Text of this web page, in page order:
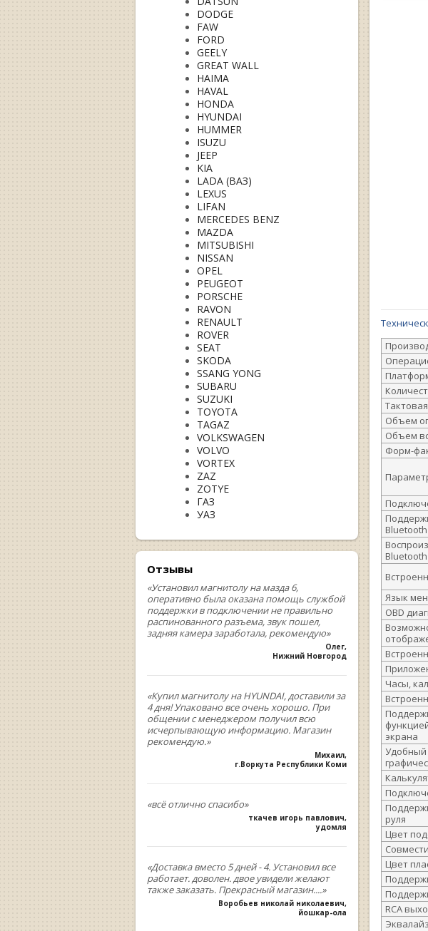
DODGE
FAW
FORD
GEELY
GREAT WALL
HAIMA
HAVAL
HONDA
HYUNDAI
HUMMER
ISUZU
JEEP
KIA
LADA (ВАЗ)
LEXUS
LIFAN
MERCEDES BENZ
MAZDA
MITSUBISHI
NISSAN
OPEL
PEUGEOT
PORSCHE
RAVON
RENAULT
ROVER
SEAT
SKODA
SSANG YONG
SUBARU
SUZUKI
TOYOTA
TAGAZ
VOLKSWAGEN
VOLVO
VORTEX
ZAZ
ZOTYE
ГАЗ
УАЗ
Отзывы
«Установил магнитолу на мазда 6,
оперативно была оказана помощь службой
поддержки в подключении не правильно
распинованного разъема, звук пошел,
задняя камера заработала, рекомендую»
Олег,
Нижний Новгород
«Купил магнитолу на HYUNDAI, доставили за
4 дня! Упаковано все очень хорошо. При
общении с менеджером получил всю
исчерпывающую информацию. Магазин
рекомендую.»
Михаил,
г.Воркута Республики Коми
«всё отлично спасибо»
ткачев игорь павлович,
удомля
«Доставка вместо 5 дней - 4. Установил все
работает. доволен. двое увидели желают
также заказать. Прекрасный магазин....»
Воробьев николай николаевич,
йошкар-ола
Объем
Объем
Форм-
Bluetooth
Bluetooth
Язык
OBD
Часы,
экрана
Удобный
руля
Цвет
Цвет
RCA